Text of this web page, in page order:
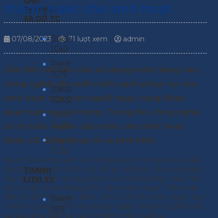
PHONG -
XÀ GỒ TC
Thanh
TC40
Thanh
TC75
Thanh
TC100
Thanh
TC120
Thanh
TC150
THANH
LITO TS
Thanh
TS15
thành nước cho sinh hoạt
07/08/2023 71 lượt xem admin
Gắn liền với nhu cầu sử dụng nước tăng cao,
công nghệ sản xuất nước sạch phục vụ cho
sinh hoạt của con người ngày càng được
quan tâm và coi trọng. Trong đó, công nghệ
xử lý nước ngầm cấp nước cho sinh hoạt
được sử dụng rộng rải và phổ biến.
Nước là tài nguyên vô cùng quan trọng và quý giá,
được dùng các lĩnh vực nông nghiệp, công nghiệp,
xây dựng, dân dụng, giải trí và môi trường. Hầu hết
tất cả các hoạt động đều cần nước ngọt. Trên trái
đất có 97% lầ nước biển, chỉ có 3% là nước ngọt, tuy
nhiên lượng nước này đang ngày càng suy giảm do
sự gia tăng dân số và ô nhiễm môi trường.